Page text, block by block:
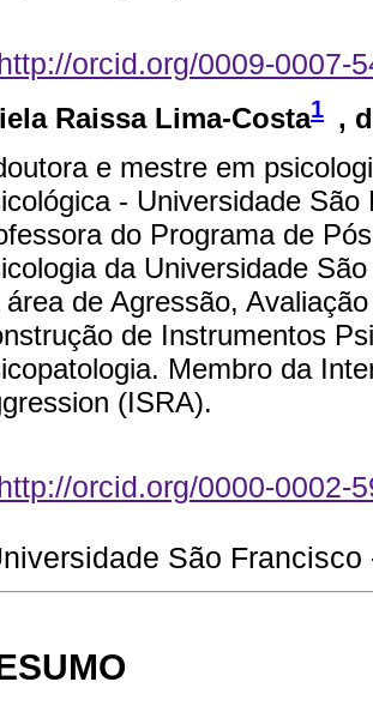
orcid.org/0009-0007-
Raissa Lima-Costa1 ,
e mestre em
- Universidade
do Programa de
da Universidade
área de Agressão,
de Instrumentos
Membro da
(ISRA).
orcid.org/0000-0002-
São